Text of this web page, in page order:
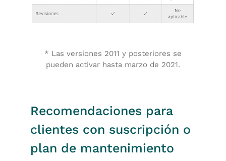
* Las versiones 2011 y posteriores se
pueden activar hasta marzo de 2021.
Recomendaciones para
clientes con suscripción o
plan de mantenimiento